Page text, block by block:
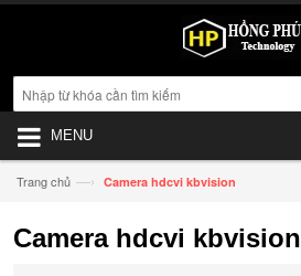
MENU
Trang chủ —› Camera hdcvi kbvision
Camera hdcvi kbvision